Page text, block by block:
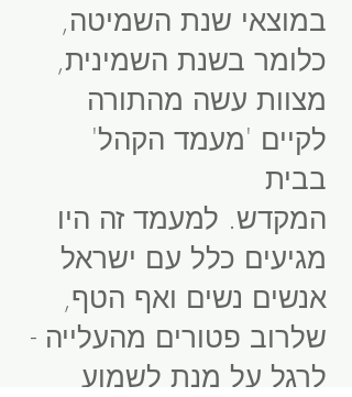
במוצאי שנת השמיטה,
כלומר בשנת השמינית,
מצוות עשה מהתורה
לקיים 'מעמד הקהל'
בבית
המקדש. למעמד זה היו
מגיעים כלל עם ישראל
אנשים נשים ואף הטף,
שלרוב פטורים מהעלייה -
לרגל על מנת לשמוע